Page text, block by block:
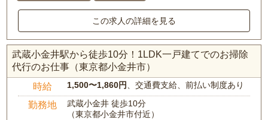
この求人の詳細を見る
武蔵小金井駅から徒歩10分！1LDK一戸建てでのお掃除
代行のお仕事（東京都小金井市）
時給 1,500〜1,860円、交通費支給、前払い制度あり
勤務地
武蔵小金井 徒歩10分
（東京都小金井市付近）